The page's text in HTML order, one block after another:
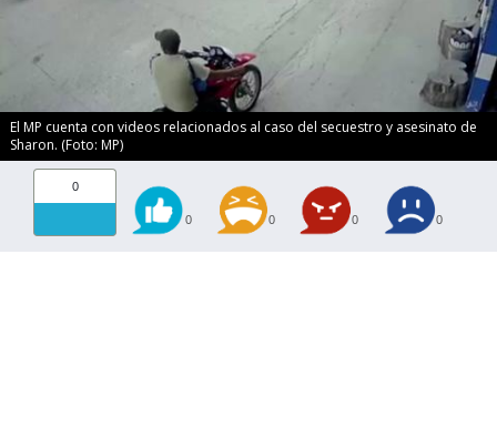
El MP cuenta con videos relacionados al caso del secuestro y asesinato de
Sharon. (Foto: MP)
0
0 0 0 0